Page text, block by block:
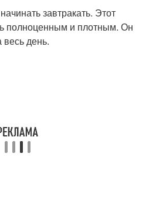
завтракать. Этот
полноценным и плотным. Он
весь день.